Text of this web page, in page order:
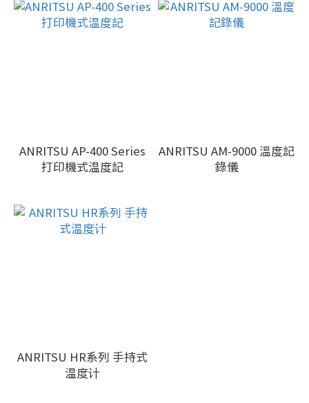
ANRITSU AP-400 Series
打印機式温度記
ANRITSU AM-9000 溫度記
錄儀
ANRITSU HR系列 手持式
温度计